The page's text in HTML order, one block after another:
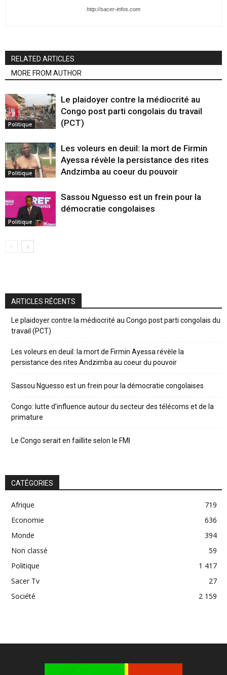
http://sacer-infos.com
RELATED ARTICLES
MORE FROM AUTHOR
Politique
Le plaidoyer contre la médiocrité au
Congo post parti congolais du travail
(PCT)
Politique
Les voleurs en deuil: la mort de Firmin
Ayessa révèle la persistance des rites
Andzimba au coeur du pouvoir
Politique
Sassou Nguesso est un frein pour la
démocratie congolaises
ARTICLES RÉCENTS
Le plaidoyer contre la médiocrité au Congo post parti congolais du
travail (PCT)
Les voleurs en deuil: la mort de Firmin Ayessa révèle la
persistance des rites Andzimba au coeur du pouvoir
Sassou Nguesso est un frein pour la démocratie congolaises
Congo: lutte d’influence autour du secteur des télécoms et de la
primature
Le Congo serait en faillite selon le FMI
CATÉGORIES
Afrique
719
Economie
636
Monde
394
Non classé
59
Politique
1 417
Sacer Tv
27
Société
2 159